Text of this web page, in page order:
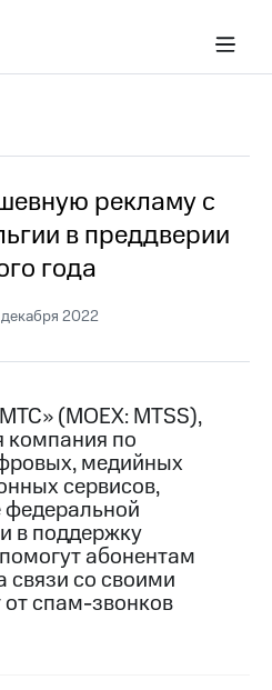
рекламу с
в преддверии
года
2022
(MOEX: MTSS),
компания по
медийных
сервисов,
федеральной
в поддержку
абонентам
связи со своими
спам-звонков